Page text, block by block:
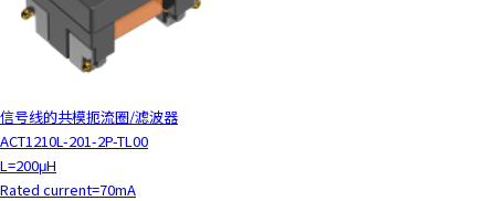
信号线的共模扼流圈/滤波器
ACT1210L-201-2P-TL00
L=200μH
Rated current=70mA